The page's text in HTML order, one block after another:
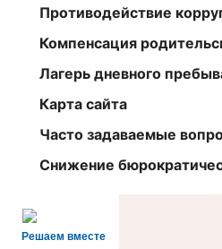
Противодействие
Компенсация
Лагерь дневного
Карта сайта
Часто задаваемые
Снижение
Решаем вместе